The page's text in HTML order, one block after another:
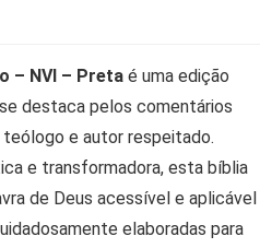
– NVI – Preta é uma edição
destaca pelos comentários
teólogo e autor respeitado.
e transformadora, esta bíblia
de Deus acessível e aplicável
elaboradas para